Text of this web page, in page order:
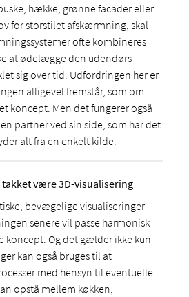
hække, grønne facader eller
for storstilet afskærmning, skal
ofte kombineres
at ødelægge den udendørs
sig over tid. Udfordringen her er
alligevel fremstår, som om
koncept. Men det fungerer også
partner ved sin side, som har det
alt fra en enkelt kilde.
være 3D-visualisering
bevægelige visualiseringer
senere vil passe harmonisk
koncept. Og det gælder ikke kun
kan også bruges til at
med hensyn til eventuelle
opstå mellem køkken,